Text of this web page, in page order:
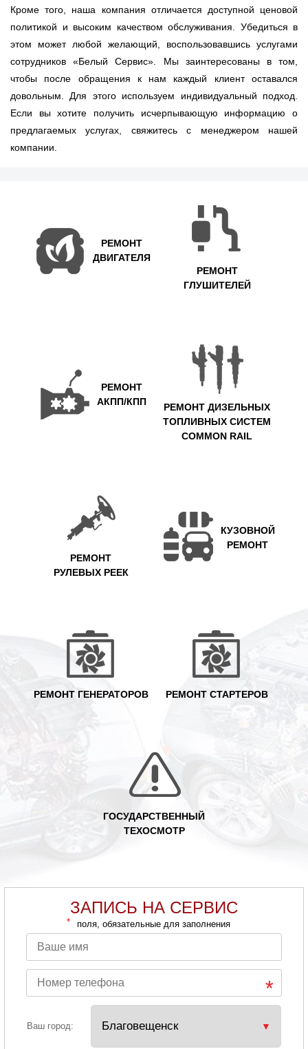
Кроме того, наша компания отличается доступной ценовой
политикой и высоким качеством обслуживания. Убедиться в
этом может любой желающий, воспользовавшись услугами
сотрудников «Белый Сервис». Мы заинтересованы в том,
чтобы после обращения к нам каждый клиент оставался
довольным. Для этого используем индивидуальный подход.
Если вы хотите получить исчерпывающую информацию о
предлагаемых услугах, свяжитесь с менеджером нашей
компании.
РЕМОНТ
ДВИГАТЕЛЯ
РЕМОНТ
ГЛУШИТЕЛЕЙ
РЕМОНТ
АКПП/КПП
РЕМОНТ ДИЗЕЛЬНЫХ
ТОПЛИВНЫХ СИСТЕМ
COMMON RAIL
РЕМОНТ
РУЛЕВЫХ РЕЕК
КУЗОВНОЙ
РЕМОНТ
РЕМОНТ ГЕНЕРАТОРОВ РЕМОНТ СТАРТЕРОВ
ГОСУДАРСТВЕННЫЙ
ТЕХОСМОТР
ЗАПИСЬ НА СЕРВИС
* поля, обязательные для заполнения
Ваш город: